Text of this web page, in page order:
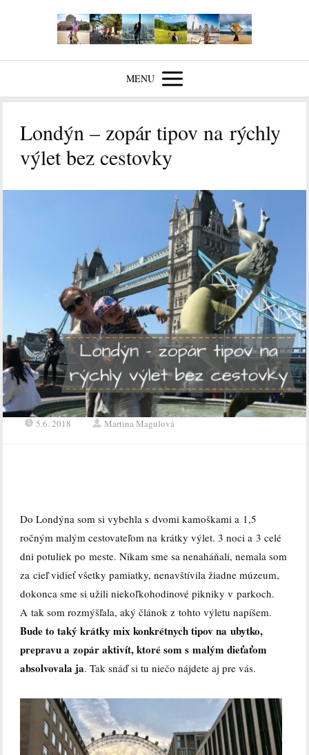
MENU
Londýn – zopár tipov na rýchly
výlet bez cestovky
5.6. 2018 Martina Magulová
Do Londýna som si vybehla s dvomi kamoškami a 1,5
ročným malým cestovateľom na krátky výlet. 3 noci a 3 celé
dni potuliek po meste. Nikam sme sa nenaháňali, nemala som
za cieľ vidieť všetky pamiatky, nenavštívila žiadne múzeum,
dokonca sme si užili niekoľkohodinové pikniky v parkoch.
A tak som rozmýšľala, aký článok z tohto výletu napíšem.
Bude to taký krátky mix konkrétnych tipov na ubytko,
prepravu a zopár aktivít, ktoré som s malým dieťaťom
absolvovala ja. Tak snáď si tu niečo nájdete aj pre vás.